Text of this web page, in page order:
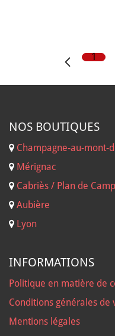
1
NOS BOUTIQUES
Champagne-au-mont-
Mérignac
Cabriès / Plan de
Aubière
Lyon
INFORMATIONS
Politique en matière de
Conditions générales de
Mentions légales